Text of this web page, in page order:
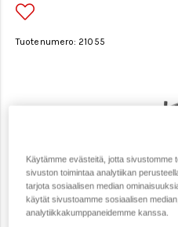
Tuotenumero: 21055
Käytämme evästeitä, jotta sivustomme
sivuston toimintaa analytiikan
tarjota sosiaalisen median
käytät sivustoamme sosiaalisen
analytiikkakumppaneidemme kanssa.